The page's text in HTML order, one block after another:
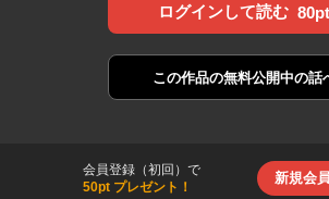
ログインして読む 80pt
この作品の無料公開中の話
会員登録（初回）で
50pt プレゼント！
新規会